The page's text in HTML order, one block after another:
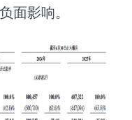
面影响。